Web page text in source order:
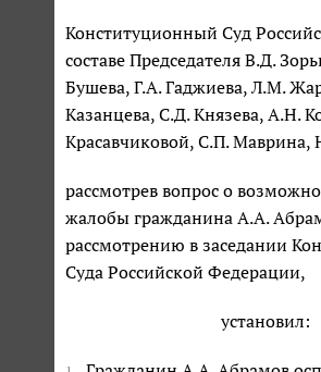
Конституционный Суд
составе Председателя В.Д.
Бушева, Г.А. Гаджиева, Л.М.
Казанцева, С.Д. Князева, А.Н.
Красавчиковой, С.П. Маврина,
рассмотрев вопрос о
жалобы гражданина А.А.
рассмотрению в заседании
Суда Российской Федерации,
установил: